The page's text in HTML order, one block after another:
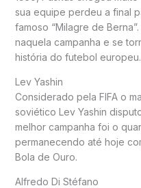
sua equipe perdeu a final
famoso “Milagre de
naquela campanha e se
história do futebol europeu.
Lev Yashin
Considerado pela FIFA o
soviético Lev Yashin
melhor campanha foi o
permanecendo até hoje
Bola de Ouro.
Alfredo Di Stéfano